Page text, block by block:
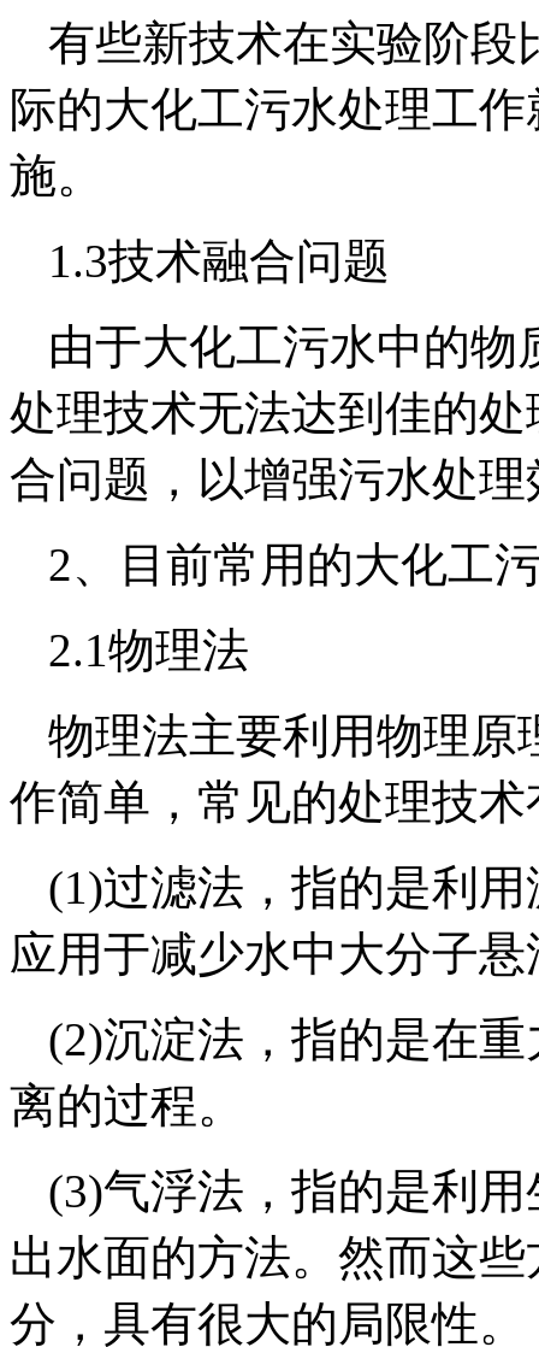
有些新技术在实验阶段
际的大化工污水处理工
施。
1.3技术融合问题
由于大化工污水中的
处理技术无法达到佳的
合问题，以增强污水处理
2、目前常用的大化工
2.1物理法
物理法主要利用物理原
作简单，常见的处理技术
(1)过滤法，指的是利
应用于减少水中大分子
(2)沉淀法，指的是在
离的过程。
(3)气浮法，指的是利
出水面的方法。然而这
分，具有很大的局限性。